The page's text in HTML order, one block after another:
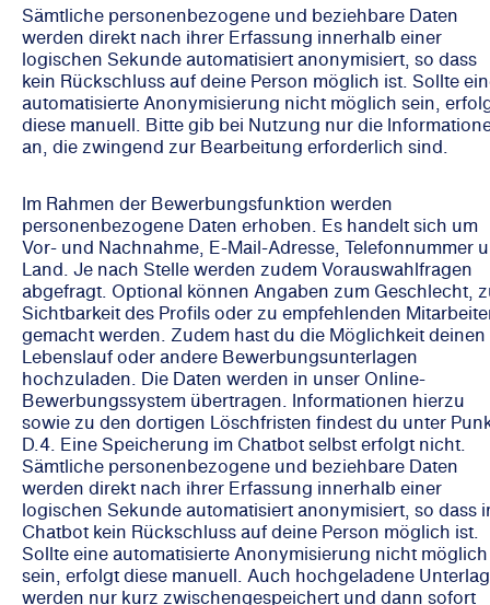
Sämtliche personenbezogene und beziehbare Daten
werden direkt nach ihrer Erfassung innerhalb einer
logischen Sekunde automatisiert anonymisiert, so dass
kein Rückschluss auf deine Person möglich ist. Sollte
automatisierte Anonymisierung nicht möglich sein,
diese manuell. Bitte gib bei Nutzung nur die
an, die zwingend zur Bearbeitung erforderlich sind.
Im Rahmen der Bewerbungsfunktion werden
personenbezogene Daten erhoben. Es handelt sich um
Vor- und Nachnahme, E-Mail-Adresse, Telefonnummer
Land. Je nach Stelle werden zudem Vorauswahlfragen
abgefragt. Optional können Angaben zum Geschlecht,
Sichtbarkeit des Profils oder zu empfehlenden
gemacht werden. Zudem hast du die Möglichkeit deinen
Lebenslauf oder andere Bewerbungsunterlagen
hochzuladen. Die Daten werden in unser Online-
Bewerbungssystem übertragen. Informationen hierzu
sowie zu den dortigen Löschfristen findest du unter
D.4. Eine Speicherung im Chatbot selbst erfolgt nicht.
Sämtliche personenbezogene und beziehbare Daten
werden direkt nach ihrer Erfassung innerhalb einer
logischen Sekunde automatisiert anonymisiert, so dass
Chatbot kein Rückschluss auf deine Person möglich ist.
Sollte eine automatisierte Anonymisierung nicht möglich
sein, erfolgt diese manuell. Auch hochgeladene
werden nur kurz zwischengespeichert und dann sofort